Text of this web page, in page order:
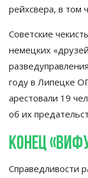
рейхсвера, в том
Советские
немецких «друзей
году в Липецке
арестовали 19
об их
Конец«
Справедливости